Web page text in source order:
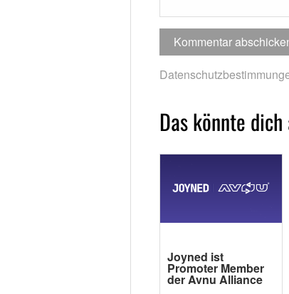
Das könnte
Joyned ist
Promoter Member
der Avnu Alliance